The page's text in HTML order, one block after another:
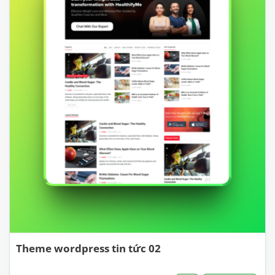
Theme wordpress tin tức 02